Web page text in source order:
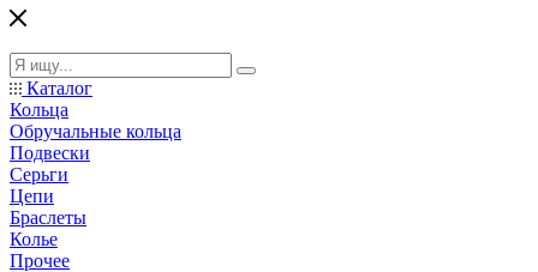
Каталог
Кольца
Обручальные кольца
Подвески
Серьги
Цепи
Браслеты
Колье
Прочее